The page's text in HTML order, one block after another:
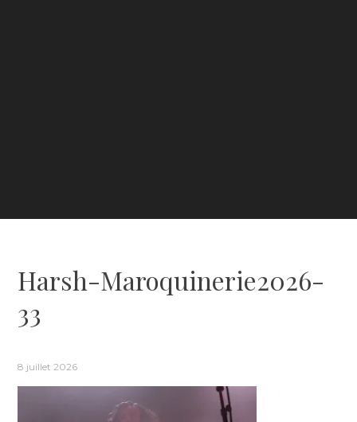
Harsh-Maroquinerie2026-
33
8 juillet 2026